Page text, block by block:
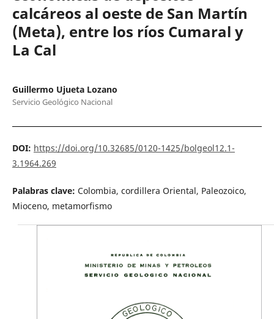
calcáreos al oeste de San Martín
(Meta), entre los ríos Cumaral y
La Cal
Guillermo Ujueta Lozano
Servicio Geológico Nacional
DOI: https://doi.org/10.32685/0120-1425/bolgeol12.1-
3.1964.269
Palabras clave: Colombia, cordillera Oriental, Paleozoico,
Mioceno, metamorfismo